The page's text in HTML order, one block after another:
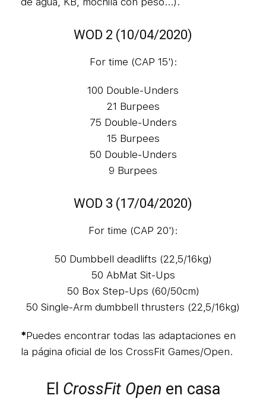
WOD 2 (10/04/2020)
For time (CAP 15'):
100 Double-Unders
21 Burpees
75 Double-Unders
15 Burpees
50 Double-Unders
9 Burpees
WOD 3 (17/04/2020)
For time (CAP 20'):
50 Dumbbell deadlifts (22,5/16kg)
50 AbMat Sit-Ups
50 Box Step-Ups (60/50cm)
50 Single-Arm dumbbell thrusters (22,5/16kg)
*Puedes encontrar todas las adaptaciones en
la página oficial de los CrossFit Games/Open.
El CrossFit Open en casa